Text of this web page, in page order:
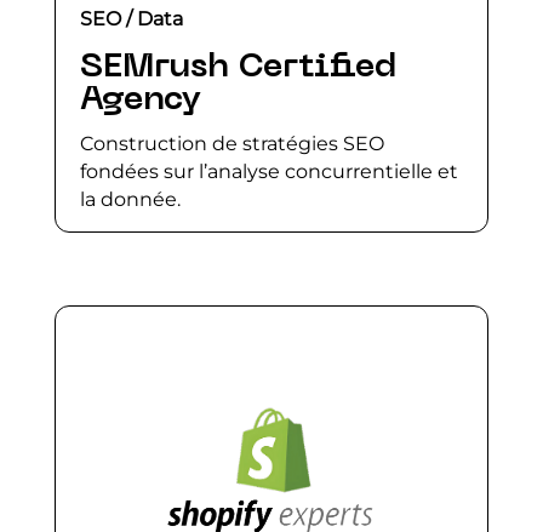
SEO / Data
SEMrush Certified
Agency
Construction de stratégies SEO
fondées sur l’analyse concurrentielle et
la donnée.